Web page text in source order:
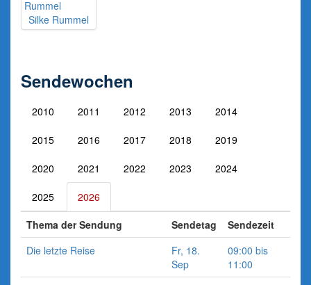
Silke Rummel
Sendewochen
2010 2011 2012 2013 2014
2015 2016 2017 2018 2019
2020 2021 2022 2023 2024
2025
2026
Thema der Sendung
Sendetag
Sendezeit
Die letzte Reise
Fr, 18.
Sep
09:00 bis
11:00